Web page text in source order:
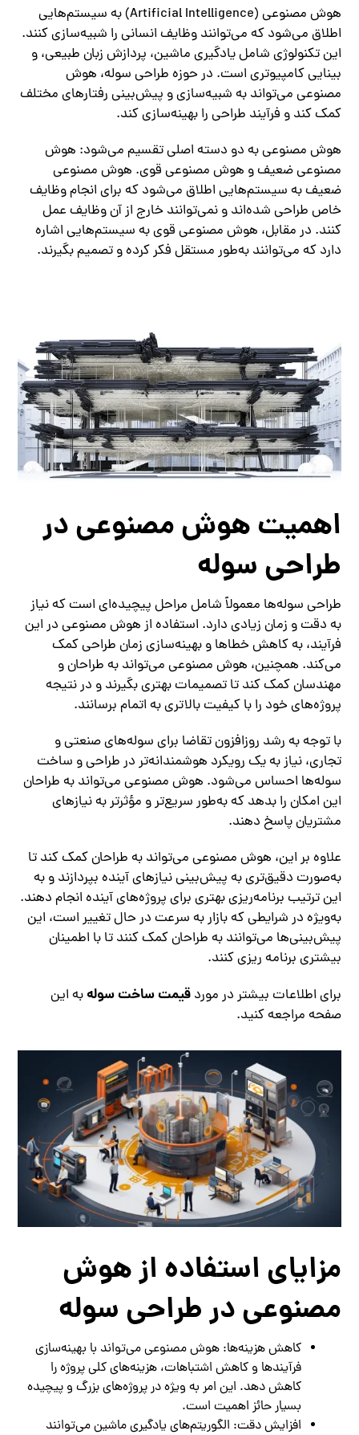
هوش مصنوعی (Artificial Intelligence) به سیستم‌هایی
اطلاق می‌شود که می‌توانند وظایف انسانی را شبیه‌سازی کنند.
این تکنولوژی شامل یادگیری ماشین، پردازش زبان طبیعی، و
بینایی کامپیوتری است. در حوزه طراحی سوله، هوش
مصنوعی می‌تواند به شبیه‌سازی و پیش‌بینی رفتارهای مختلف
کمک کند و فرآیند طراحی را بهینه‌سازی کند.
هوش مصنوعی به دو دسته اصلی تقسیم می‌شود: هوش
مصنوعی ضعیف و هوش مصنوعی قوی. هوش مصنوعی
ضعیف به سیستم‌هایی اطلاق می‌شود که برای انجام وظایف
خاص طراحی شده‌اند و نمی‌توانند خارج از آن وظایف عمل
کنند. در مقابل، هوش مصنوعی قوی به سیستم‌هایی اشاره
دارد که می‌توانند به‌طور مستقل فکر کرده و تصمیم بگیرند.
اهمیت هوش مصنوعی در
طراحی سوله
طراحی سوله‌ها معمولاً شامل مراحل پیچیده‌ای است که نیاز
به دقت و زمان زیادی دارد. استفاده از هوش مصنوعی در این
فرآیند، به کاهش خطاها و بهینه‌سازی زمان طراحی کمک
می‌کند. همچنین، هوش مصنوعی می‌تواند به طراحان و
مهندسان کمک کند تا تصمیمات بهتری بگیرند و در نتیجه
پروژه‌های خود را با کیفیت بالاتری به اتمام برسانند.
با توجه به رشد روزافزون تقاضا برای سوله‌های صنعتی و
تجاری، نیاز به یک رویکرد هوشمندانه‌تر در طراحی و ساخت
سوله‌ها احساس می‌شود. هوش مصنوعی می‌تواند به طراحان
این امکان را بدهد که به‌طور سریع‌تر و مؤثرتر به نیازهای
مشتریان پاسخ دهند.
علاوه بر این، هوش مصنوعی می‌تواند به طراحان کمک کند تا
به‌صورت دقیق‌تری به پیش‌بینی نیازهای آینده بپردازند و به
این ترتیب برنامه‌ریزی بهتری برای پروژه‌های آینده انجام دهند.
به‌ویژه در شرایطی که بازار به سرعت در حال تغییر است، این
پیش‌بینی‌ها می‌توانند به طراحان کمک کنند تا با اطمینان
بیشتری برنامه‌ ریزی کنند.
برای اطلاعات بیشتر در موردقیمت ساخت سولهبه این
صفحه مراجعه کنید.
مزایای استفاده از هوش
مصنوعی در طراحی سوله
کاهش هزینه‌ها: هوش مصنوعی می‌تواند با بهینه‌سازی
فرآیندها و کاهش اشتباهات، هزینه‌های کلی پروژه را
کاهش دهد. این امر به ویژه در پروژه‌های بزرگ و پیچیده
بسیار حائز اهمیت است.
افزایش دقت: الگوریتم‌های یادگیری ماشین می‌توانند